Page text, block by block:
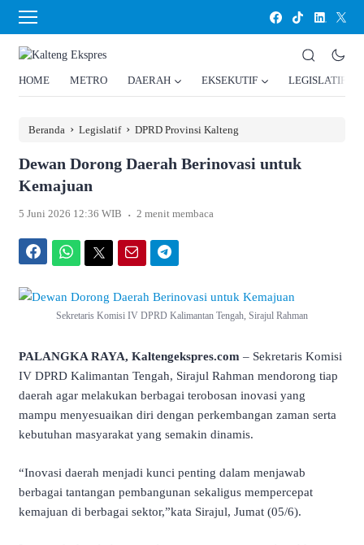
HOME METRO DAERAH EKSEKUTIF LEGISLATIF
Beranda › Legislatif › DPRD Provinsi Kalteng
Dewan Dorong Daerah Berinovasi untuk
Kemajuan
5 Juni 2026 12:36 WIB . 2 menit membaca
Sekretaris Komisi IV DPRD Kalimantan Tengah, Sirajul Rahman
PALANGKA RAYA, Kaltengekspres.com – Sekretaris Komisi
IV DPRD Kalimantan Tengah, Sirajul Rahman mendorong tiap
daerah agar melakukan berbagai terobosan inovasi yang
mampu menyesuaikan diri dengan perkembangan zaman serta
kebutuhan masyarakat yang semakin dinamis.
“Inovasi daerah menjadi kunci penting dalam menjawab
berbagai tantangan pembangunan sekaligus mempercepat
kemajuan di berbagai sektor,”kata Sirajul, Jumat (05/6).